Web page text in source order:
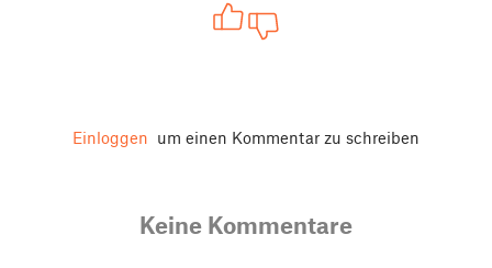
Einloggen um einen Kommentar zu schreiben
Keine Kommentare